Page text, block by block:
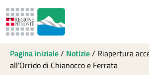
Pagina iniziale/ Notizie/ Riapertura
all'Orrido di Chianocco e Ferrata